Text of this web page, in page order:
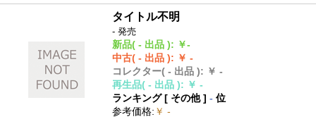
タイトル不明
- 発売
新品( - 出品 ): ￥-
中古( - 出品 ): ￥ -
コレクター( - 出品 ): ￥ -
再生品( - 出品 ): ￥ -
ランキング [ その他]- 位
参考価格: ￥ -